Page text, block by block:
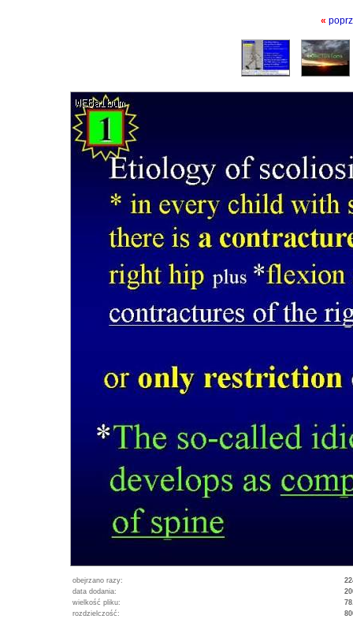
«
obejrzano razy:
data dodania:
wielkość pliku:
rozdzielczość: